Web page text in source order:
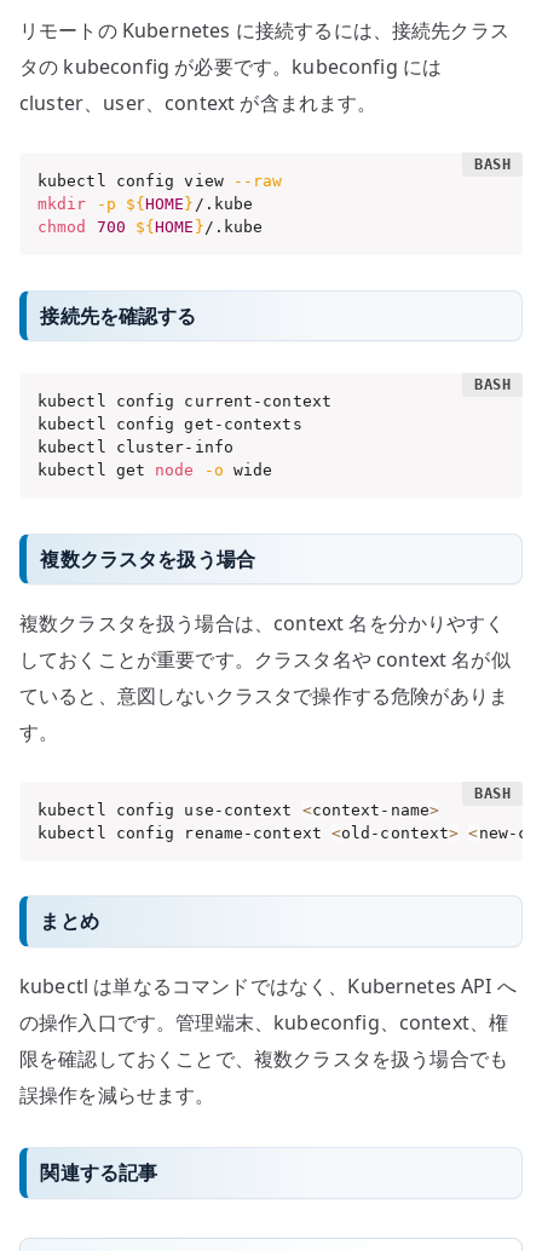
リモートの Kubernetes に接続するには、接続先クラス
タの kubeconfig が必要です。kubeconfig には
cluster、user、context が含まれます。
kubectl config view
--raw
mkdir
-p ${HOME }
chmod
700 ${HOME }/.kube
接続先を確認する
kubectl config current-context
kubectl config get-contexts
kubectl cluster-info
kubectl get node -o wide
複数クラスタを扱う場合
複数クラスタを扱う場合は、context 名を分かりやすく
しておくことが重要です。クラスタ名や context 名が似
ていると、意図しないクラスタで操作する危険がありま
す。
kubectl config use-context <context-name>
kubectl config rename-context <old-context> <new-
まとめ
kubectl は単なるコマンドではなく、Kubernetes API へ
の操作入口です。管理端末、kubeconfig、context、権
限を確認しておくことで、複数クラスタを扱う場合でも
誤操作を減らせます。
関連する記事